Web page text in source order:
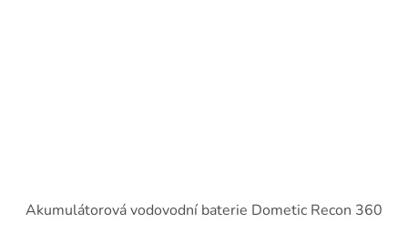
Akumulátorová vodovodní baterie Dometic Recon 360